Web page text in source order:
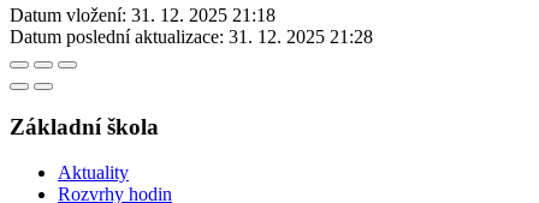
Datum vložení: 31. 12. 2025 21:18
Datum poslední aktualizace: 31. 12. 2025 21:28
Základní škola
Aktuality
Rozvrhy hodin